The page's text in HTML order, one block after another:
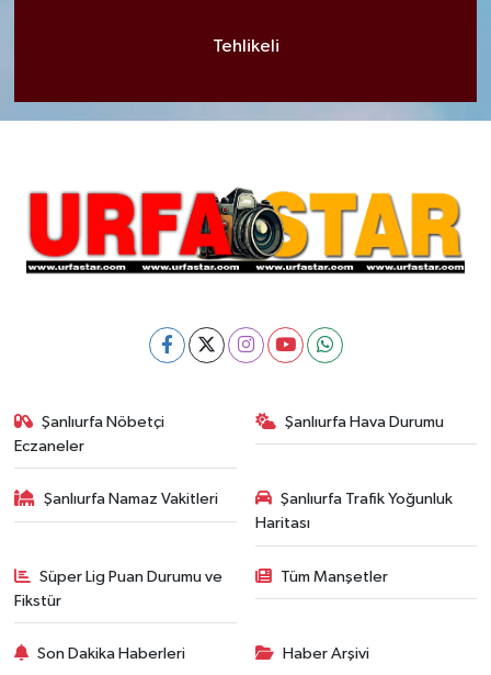
Tehlikeli
Şanlıurfa Nöbetçi
Eczaneler
Şanlıurfa Hava Durumu
Şanlıurfa Namaz Vakitleri
Şanlıurfa Trafik Yoğunluk
Haritası
Süper Lig Puan Durumu ve
Fikstür
Tüm Manşetler
Son Dakika Haberleri Haber Arşivi